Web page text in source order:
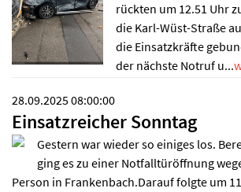
rückten um 12.51 Uhr
die Karl-Wüst-Straße
die Einsatzkräfte
der nächste Notruf u...
28.09.2025 08:00:00
Einsatzreicher Sonntag
Gestern war wieder so einiges los.
ging es zu einer Notfalltüröffnung
Person in Frankenbach.Darauf folgte um